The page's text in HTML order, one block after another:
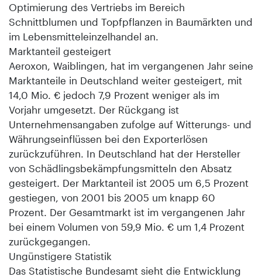
Optimierung des Vertriebs im Bereich
Schnittblumen und Topfpflanzen in Baumärkten und
im Lebensmitteleinzelhandel an.
Marktanteil gesteigert
Aeroxon, Waiblingen, hat im vergangenen Jahr seine
Marktanteile in Deutschland weiter gesteigert, mit
14,0 Mio. € jedoch 7,9 Prozent weniger als im
Vorjahr umgesetzt. Der Rückgang ist
Unternehmensangaben zufolge auf Witterungs- und
Währungseinflüssen bei den Exporterlösen
zurückzuführen. In Deutschland hat der Hersteller
von Schädlingsbekämpfungsmitteln den Absatz
gesteigert. Der Marktanteil ist 2005 um 6,5 Prozent
gestiegen, von 2001 bis 2005 um knapp 60
Prozent. Der Gesamtmarkt ist im vergangenen Jahr
bei einem Volumen von 59,9 Mio. € um 1,4 Prozent
zurückgegangen.
Ungünstigere Statistik
Das Statistische Bundesamt sieht die Entwicklung